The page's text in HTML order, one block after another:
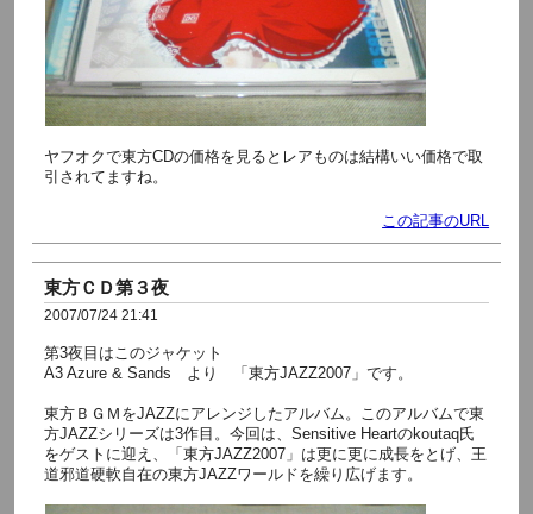
ヤフオクで東方CDの価格を見るとレアものは結構いい価格で取
引されてますね。
この記事のURL
東方ＣＤ第３夜
2007/07/24 21:41
第3夜目はこのジャケット
A3 Azure & Sands より 「東方JAZZ2007」です。
東方ＢＧＭをJAZZにアレンジしたアルバム。このアルバムで東
方JAZZシリーズは3作目。今回は、Sensitive Heartのkoutaq氏
をゲストに迎え、「東方JAZZ2007」は更に更に成長をとげ、王
道邪道硬軟自在の東方JAZZワールドを繰り広げます。